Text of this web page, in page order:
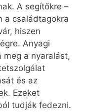
A segítőkre –
a családtagokra
hiszen
Anyagi
meg a nyaralást,
és az
Ezeket
tudják fedezni.